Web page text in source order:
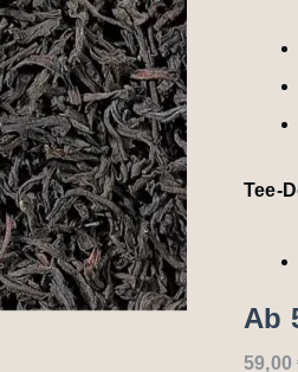
Tee-
Ab
59,00